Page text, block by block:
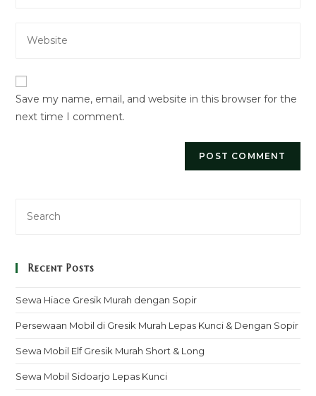
comment
address
your
URL
(optional)
Save my name, email, and website in this browser for the
next time I comment.
Recent Posts
Sewa Hiace Gresik Murah dengan Sopir
Persewaan Mobil di Gresik Murah Lepas Kunci & Dengan Sopir
Sewa Mobil Elf Gresik Murah Short & Long
Sewa Mobil Sidoarjo Lepas Kunci